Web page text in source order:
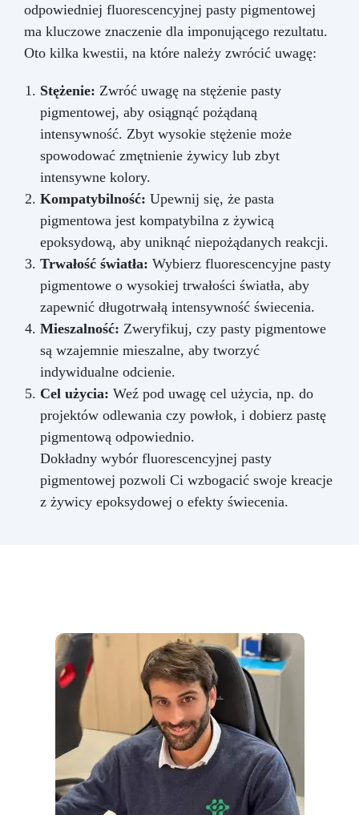
odpowiedniej fluorescencyjnej pasty pigmentowej
ma kluczowe znaczenie dla imponującego rezultatu.
Oto kilka kwestii, na które należy zwrócić uwagę:
Stężenie: Zwróć uwagę na stężenie pasty
pigmentowej, aby osiągnąć pożądaną
intensywność. Zbyt wysokie stężenie może
spowodować zmętnienie żywicy lub zbyt
intensywne kolory.
Kompatybilność: Upewnij się, że pasta
pigmentowa jest kompatybilna z żywicą
epoksydową, aby uniknąć niepożądanych reakcji.
Trwałość światła: Wybierz fluorescencyjne pasty
pigmentowe o wysokiej trwałości światła, aby
zapewnić długotrwałą intensywność świecenia.
Mieszalność: Zweryfikuj, czy pasty pigmentowe
są wzajemnie mieszalne, aby tworzyć
indywidualne odcienie.
Cel użycia: Weź pod uwagę cel użycia, np. do
projektów odlewania czy powłok, i dobierz pastę
pigmentową odpowiednio.
Dokładny wybór fluorescencyjnej pasty
pigmentowej pozwoli Ci wzbogacić swoje kreacje
z żywicy epoksydowej o efekty świecenia.